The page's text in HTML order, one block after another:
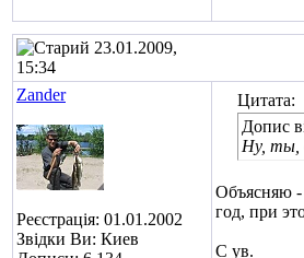
23.01.2009,
15:34
Zander
Реєстрація: 01.01.2002
Звідки Ви: Киев
Цитата:
Допис
Ну, ты,
Объясняю -
год, при
С ув.